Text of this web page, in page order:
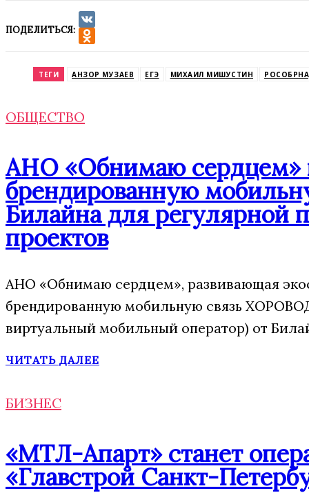
ПОДЕЛИТЬСЯ:
VK
ТЕГИ АНЗОР МУЗАЕВ ЕГЭ МИХАИЛ МИШУСТИН
ОБЩЕСТВО
АНО «Обнимаю сердцем»
брендированную
Билайна для регулярной
проектов
АНО «Обнимаю сердцем», развивающая
брендированную мобильную связь
виртуальный мобильный оператор) от
ЧИТАТЬ ДАЛЕЕ
БИЗНЕС
«МТЛ-Апарт» станет
«Главстрой Санкт-